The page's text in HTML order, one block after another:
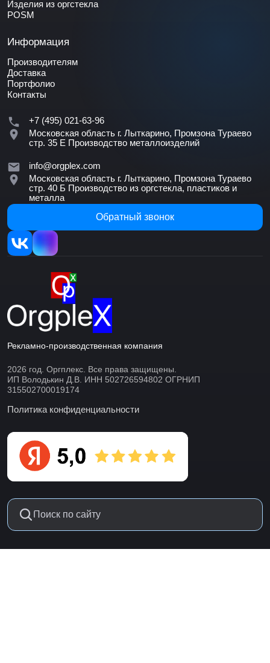
Изделия из оргстекла
POSM
Информация
Производителям
Доставка
Портфолио
Контакты
+7 (495) 021-63-96
Московская область г. Лыткарино, Промзона Тураево
стр. 35 Е Производство металлоизделий
info@orgplex.com
Московская область г. Лыткарино, Промзона Тураево
стр. 40 Б Производство из оргстекла, пластиков и
металла
Обратный звонок
Рекламно-производственная компания
2026 год. Оргплекс. Все права защищены.
ИП Володькин Д.В. ИНН 502726594802 ОГРНИП
315502700019174
Политика конфиденциальности